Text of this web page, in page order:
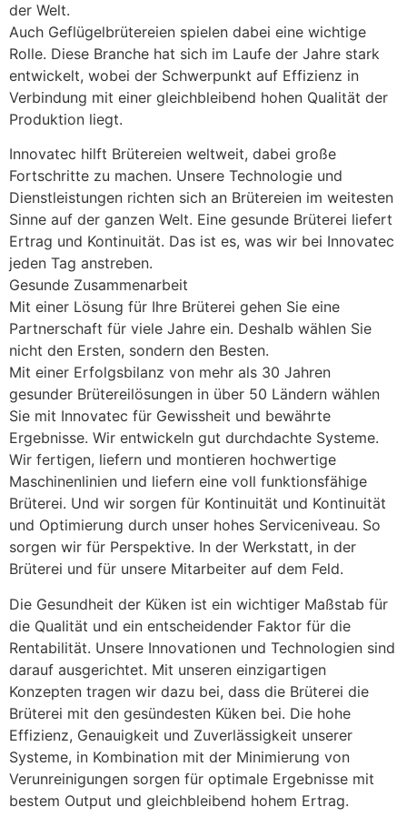
der Welt.
Auch Geflügelbrütereien spielen dabei eine wichtige
Rolle. Diese Branche hat sich im Laufe der Jahre stark
entwickelt, wobei der Schwerpunkt auf Effizienz in
Verbindung mit einer gleichbleibend hohen Qualität der
Produktion liegt.
Innovatec hilft Brütereien weltweit, dabei große
Fortschritte zu machen. Unsere Technologie und
Dienstleistungen richten sich an Brütereien im weitesten
Sinne auf der ganzen Welt. Eine gesunde Brüterei liefert
Ertrag und Kontinuität. Das ist es, was wir bei Innovatec
jeden Tag anstreben.
Gesunde Zusammenarbeit
Mit einer Lösung für Ihre Brüterei gehen Sie eine
Partnerschaft für viele Jahre ein. Deshalb wählen Sie
nicht den Ersten, sondern den Besten.
Mit einer Erfolgsbilanz von mehr als 30 Jahren
gesunder Brütereilösungen in über 50 Ländern wählen
Sie mit Innovatec für Gewissheit und bewährte
Ergebnisse. Wir entwickeln gut durchdachte Systeme.
Wir fertigen, liefern und montieren hochwertige
Maschinenlinien und liefern eine voll funktionsfähige
Brüterei. Und wir sorgen für Kontinuität und Kontinuität
und Optimierung durch unser hohes Serviceniveau. So
sorgen wir für Perspektive. In der Werkstatt, in der
Brüterei und für unsere Mitarbeiter auf dem Feld.
Die Gesundheit der Küken ist ein wichtiger Maßstab für
die Qualität und ein entscheidender Faktor für die
Rentabilität. Unsere Innovationen und Technologien sind
darauf ausgerichtet. Mit unseren einzigartigen
Konzepten tragen wir dazu bei, dass die Brüterei die
Brüterei mit den gesündesten Küken bei. Die hohe
Effizienz, Genauigkeit und Zuverlässigkeit unserer
Systeme, in Kombination mit der Minimierung von
Verunreinigungen sorgen für optimale Ergebnisse mit
bestem Output und gleichbleibend hohem Ertrag.